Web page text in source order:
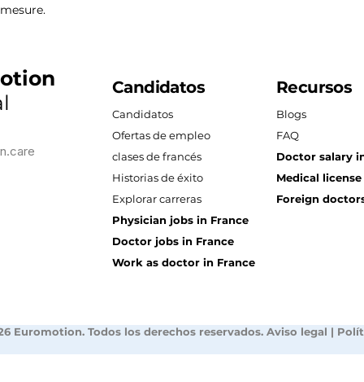
mesure.
Candidatos
Candidatos
Ofertas de empleo
clases de francés
Historias de éxito
Explorar carreras
Physician jobs in France
Doctor jobs in France
Work as doctor in France
Recursos
Blogs
FAQ
Doctor salary
Medical
Foreign
Euromotion. Todos los derechos reservados. Aviso legal |